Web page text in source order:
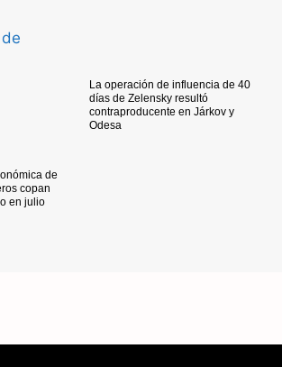
de
copan
en julio
La operación de influencia de 40
días de Zelensky resultó
contraproducente en Járkov y
Odesa